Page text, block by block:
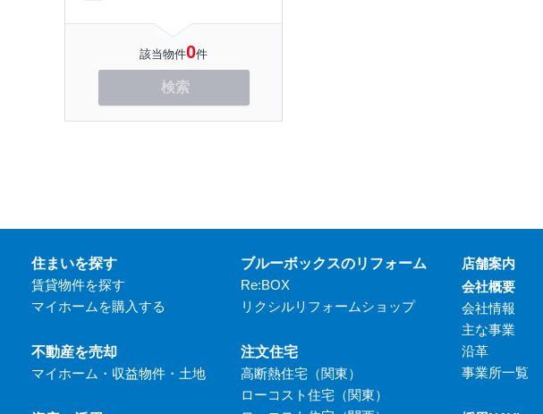
該当物件0件
検索
住まいを探す
賃貸物件を探す
マイホームを購入する
不動産を売却
マイホーム・収益物件・土地
ブルーボックスのリフォーム
Re:BOX
リクシルリフォームショップ
注文住宅
高断熱住宅（関東）
ローコスト住宅（関東）
店舗案内
会社概要
会社情報
主な事業
沿革
事業所一覧